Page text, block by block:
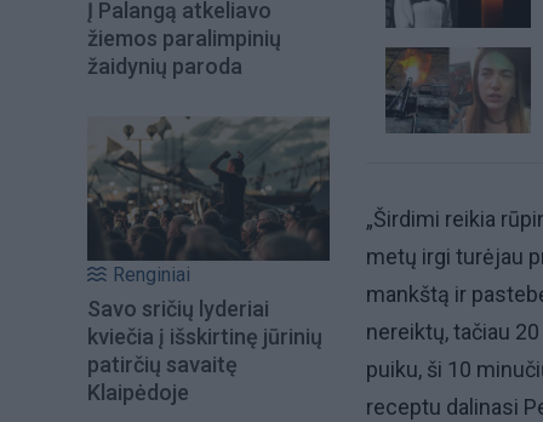
Į Palangą atkeliavo
žiemos paralimpinių
žaidynių paroda
Renginiai
Savo sričių lyderiai
kviečia į išskirtinę jūrinių
patirčių savaitę
Klaipėdoje
„Širdimi reikia
metų irgi turėjau
mankštą ir
nereiktų, tačiau
puiku, ši 10
receptu dalinasi